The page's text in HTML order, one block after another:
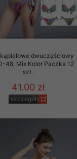
dwuczęściowy
48, Mix Kolor Paczka 12
szt.
41.00 zł
szczegóły